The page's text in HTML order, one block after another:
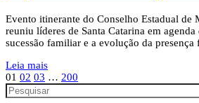
Evento itinerante do Conselho Estadual de
reuniu líderes de Santa Catarina em
sucessão familiar e a evolução da
Leia mais
01 02 03 … 200